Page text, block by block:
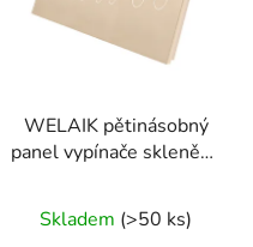
WELAIK pětinásobný
panel vypínače skleněný
cream
Skladem (>50 ks)